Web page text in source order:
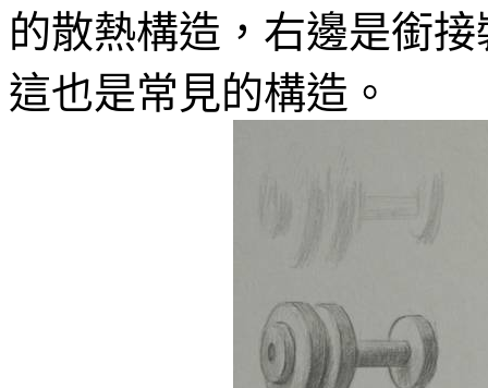
的散熱構造，右邊是銜
這也是常見的構造。